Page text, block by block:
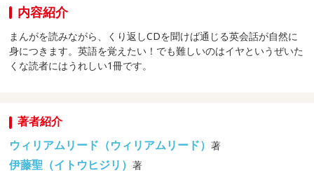
内容紹介
まんがを読みながら、くり返しCDを聞けば通じる英会話が自然に
身につきます。英語を覚えたい！でも難しいのはイヤというぜいた
くな読者にはうれしい1冊です。
著者紹介
ウィリアムリード（ウィリアムリード）著
伊藤聖（イトウヒジリ）著